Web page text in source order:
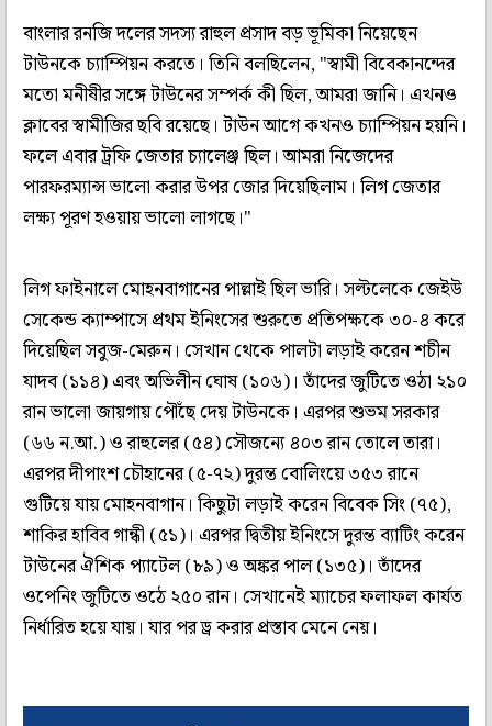
বাংলার রনজি দলের সদস্য রাহুল প্রসাদ বড় ভূমিকা নিয়েছেন
টাউনকে চ্যাম্পিয়ন করতে। তিনি বলছিলেন, "স্বামী বিবেকানন্দের
মতো মনীষীর সঙ্গে টাউনের সম্পর্ক কী ছিল, আমরা জানি। এখনও
ক্লাবের স্বামীজির ছবি রয়েছে। টাউন আগে কখনও চ্যাম্পিয়ন হয়নি।
ফলে এবার ট্রফি জেতার চ্যালেঞ্জ ছিল। আমরা নিজেদের
পারফরম্যান্স ভালো করার উপর জোর দিয়েছিলাম। লিগ জেতার
লক্ষ্য পূরণ হওয়ায় ভালো লাগছে।"
লিগ ফাইনালে মোহনবাগানের পাল্লাই ছিল ভারি। সল্টলেকে জেইউ
সেকেন্ড ক্যাম্পাসে প্রথম ইনিংসের শুরুতে প্রতিপক্ষকে ৩০-৪ করে
দিয়েছিল সবুজ-মেরুন। সেখান থেকে পালটা লড়াই করেন শচীন
যাদব (১১৪) এবং অভিলীন ঘোষ (১০৬)। তাঁদের জুটিতে ওঠা ২১০
রান ভালো জায়গায় পৌঁছে দেয় টাউনকে। এরপর শুভম সরকার
(৬৬ ন.আ.) ও রাহুলের (৫৪) সৌজন্যে ৪০৩ রান তোলে তারা।
এরপর দীপাংশ চৌহানের (৫-৭২) দুরন্ত বোলিংয়ে ৩৫৩ রানে
গুটিয়ে যায় মোহনবাগান। কিছুটা লড়াই করেন বিবেক সিং (৭৫),
শাকির হাবিব গান্ধী (৫১)। এরপর দ্বিতীয় ইনিংসে দুরন্ত ব্যাটিং করেন
টাউনের ঐশিক প্যাটেল (৮৯) ও অঙ্কর পাল (১৩৫)। তাঁদের
ওপেনিং জুটিতে ওঠে ২৫০ রান। সেখানেই ম্যাচের ফলাফল কার্যত
নির্ধারিত হয়ে যায়। যার পর ড্র করার প্রস্তাব মেনে নেয়।